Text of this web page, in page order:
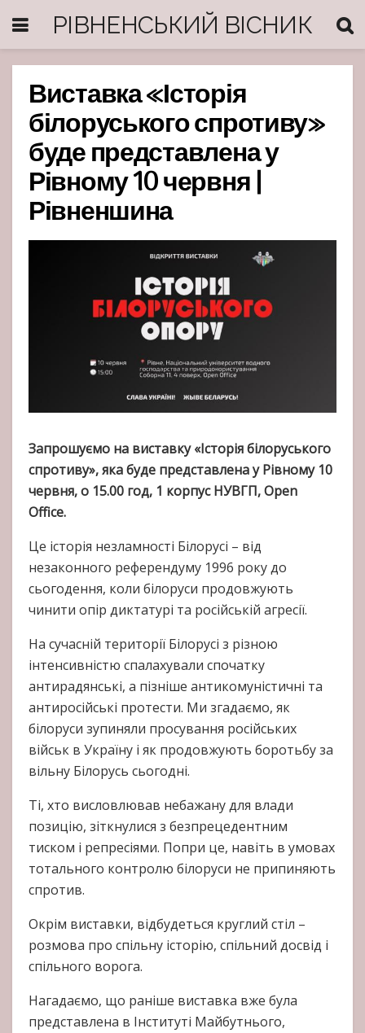
РІВНЕНСЬКИЙ ВІСНИК
Виставка «Історія
білоруського спротиву»
буде представлена у
Рівному 10 червня |
Рівненшина
Запрошуємо на виставку «Історія білоруського
спротиву», яка буде представлена у Рівному 10
червня, о 15.00 год, 1 корпус НУВГП, Open
Office.
Це історія незламності Білорусі – від
незаконного референдуму 1996 року до
сьогодення, коли білоруси продовжують
чинити опір диктатурі та російській агресії.
На сучасній території Білорусі з різною
інтенсивністю спалахували спочатку
антирадянські, а пізніше антикомуністичні та
антиросійські протести. Ми згадаємо, як
білоруси зупиняли просування російських
військ в Україну і як продовжують боротьбу за
вільну Білорусь сьогодні.
Ті, хто висловлював небажану для влади
позицію, зіткнулися з безпрецедентним
тиском і репресіями. Попри це, навіть в умовах
тотального контролю білоруси не припиняють
спротив.
Окрім виставки, відбудеться круглий стіл –
розмова про спільну історію, спільний досвід і
спільного ворога.
Нагадаємо, що раніше виставка вже була
представлена в Інституті Майбутнього,